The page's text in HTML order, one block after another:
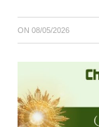
ON 08/05/2026